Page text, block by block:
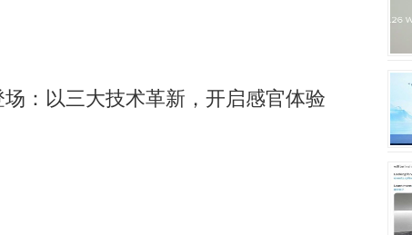
戏。骁龙正打破传统认知，让玩家们在更丰富的终端
无处不在。从手游到虚实结合的XR游戏，再到智能
打造出了一个跨越设备形态和使用场景的数字生态，
场：以三大技术革新，开启感官体验